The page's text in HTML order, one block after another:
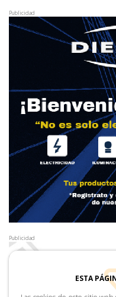
Publicidad
Publicidad
ESTA